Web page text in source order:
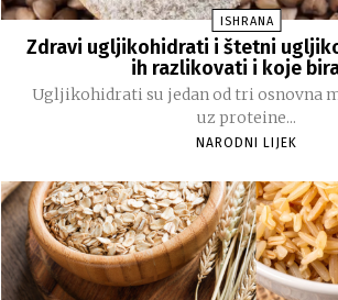
ISHRANA
Zdravi ugljikohidrati i štetni
ih razlikovati i koje
Ugljikohidrati su jedan od tri osnovna
uz proteine...
NARODNI LIJEK